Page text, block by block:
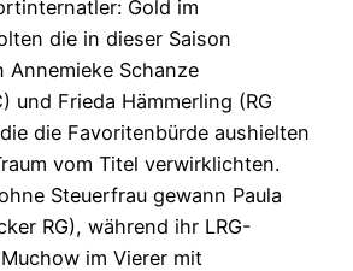
Gold im
die in dieser Saison
Annemieke Schanze
und Frieda Hämmerling (RG
die Favoritenbürde aushielten
vom Titel verwirklichten.
Steuerfrau gewann Paula
RG), während ihr LRG-
im Vierer mit